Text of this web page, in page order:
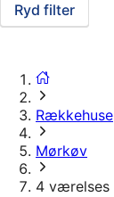
Ryd filter
Rækkehuse
Mørkøv
4 værelses